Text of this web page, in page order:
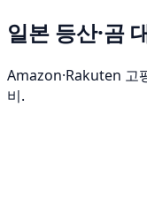
일본 등산·곰
Amazon·Rakuten 고
비.